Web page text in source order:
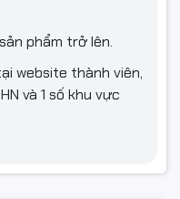
phẩm trở lên.
website thành viên,
và 1 số khu vực